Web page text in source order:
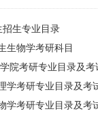
生专业目录
生物学考研科目
院考研专业目录及考
学考研专业目录及考
学考研专业目录及考